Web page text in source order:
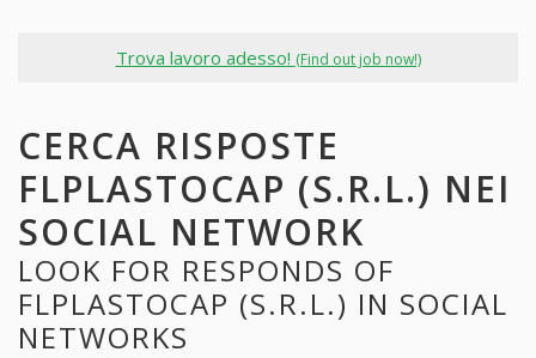
Trova lavoro adesso! (Find out job now!)
CERCA RISPOSTE
FLPLASTOCAP (S.R.L.) NEI
SOCIAL NETWORK
LOOK FOR RESPONDS OF
FLPLASTOCAP (S.R.L.) IN SOCIAL
NETWORKS